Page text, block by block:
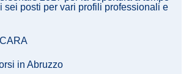
sei posti per vari profili professionali e
in Abruzzo